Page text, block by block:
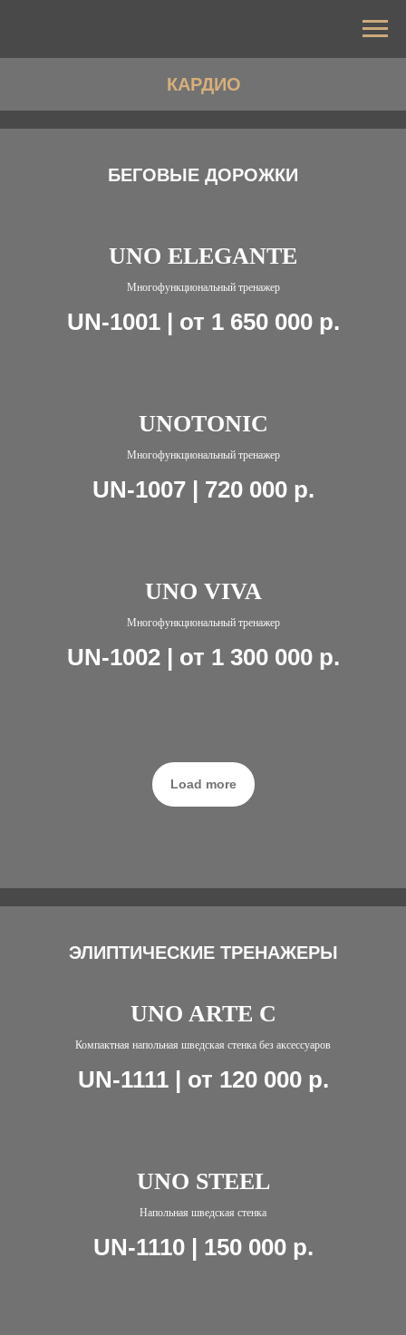
КАРДИО
БЕГОВЫЕ ДОРОЖКИ
UNO ELEGANTE
Многофункциональный тренажер
UN-1001 | от 1 650 000 р.
UNOTONIC
Многофункциональный тренажер
UN-1007 | 720 000 р.
UNO VIVA
Многофункциональный тренажер
UN-1002 | от 1 300 000 р.
Load more
ЭЛИПТИЧЕСКИЕ ТРЕНАЖЕРЫ
UNO ARTE C
Компактная напольная шведская стенка без аксессуаров
UN-1111 | от 120 000 р.
UNO STEEL
Напольная шведская стенка
UN-1110 | 150 000 р.